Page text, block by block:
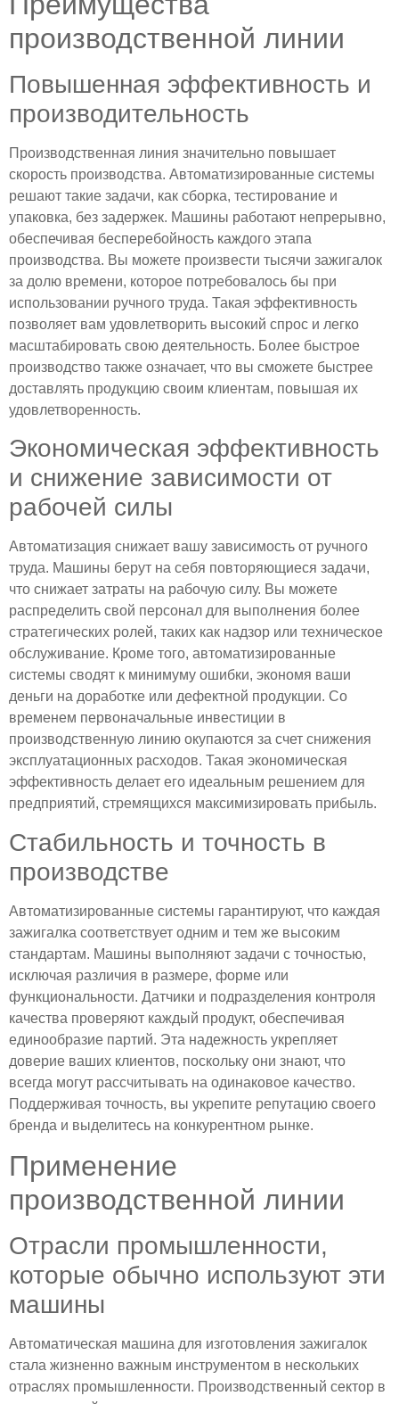
производственной линии
Повышенная эффективность и
производительность
Производственная линия значительно повышает
скорость производства. Автоматизированные системы
решают такие задачи, как сборка, тестирование и
упаковка, без задержек. Машины работают непрерывно,
обеспечивая бесперебойность каждого этапа
производства. Вы можете произвести тысячи зажигалок
за долю времени, которое потребовалось бы при
использовании ручного труда. Такая эффективность
позволяет вам удовлетворить высокий спрос и легко
масштабировать свою деятельность. Более быстрое
производство также означает, что вы сможете быстрее
доставлять продукцию своим клиентам, повышая их
удовлетворенность.
Экономическая эффективность
и снижение зависимости от
рабочей силы
Автоматизация снижает вашу зависимость от ручного
труда. Машины берут на себя повторяющиеся задачи,
что снижает затраты на рабочую силу. Вы можете
распределить свой персонал для выполнения более
стратегических ролей, таких как надзор или техническое
обслуживание. Кроме того, автоматизированные
системы сводят к минимуму ошибки, экономя ваши
деньги на доработке или дефектной продукции. Со
временем первоначальные инвестиции в
производственную линию окупаются за счет снижения
эксплуатационных расходов. Такая экономическая
эффективность делает его идеальным решением для
предприятий, стремящихся максимизировать прибыль.
Стабильность и точность в
производстве
Автоматизированные системы гарантируют, что каждая
зажигалка соответствует одним и тем же высоким
стандартам. Машины выполняют задачи с точностью,
исключая различия в размере, форме или
функциональности. Датчики и подразделения контроля
качества проверяют каждый продукт, обеспечивая
единообразие партий. Эта надежность укрепляет
доверие ваших клиентов, поскольку они знают, что
всегда могут рассчитывать на одинаковое качество.
Поддерживая точность, вы укрепите репутацию своего
бренда и выделитесь на конкурентном рынке.
Применение
производственной линии
Отрасли промышленности,
которые обычно используют эти
машины
Автоматическая машина для изготовления зажигалок
стала жизненно важным инструментом в нескольких
отраслях промышленности. Производственный сектор в